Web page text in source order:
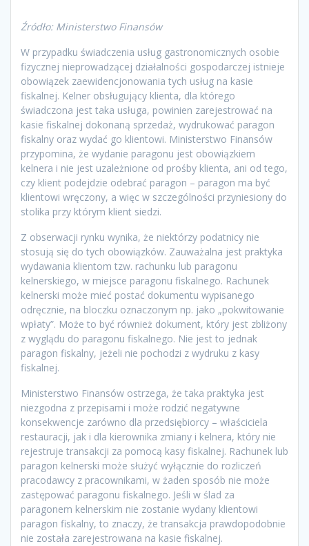
Źródło: Ministerstwo Finansów
W przypadku świadczenia usług gastronomicznych osobie
fizycznej nieprowadzącej działalności gospodarczej istnieje
obowiązek zaewidencjonowania tych usług na kasie
fiskalnej. Kelner obsługujący klienta, dla którego
świadczona jest taka usługa, powinien zarejestrować na
kasie fiskalnej dokonaną sprzedaż, wydrukować paragon
fiskalny oraz wydać go klientowi. Ministerstwo Finansów
przypomina, że wydanie paragonu jest obowiązkiem
kelnera i nie jest uzależnione od prośby klienta, ani od tego,
czy klient podejdzie odebrać paragon – paragon ma być
klientowi wręczony, a więc w szczególności przyniesiony do
stolika przy którym klient siedzi.
Z obserwacji rynku wynika, że niektórzy podatnicy nie
stosują się do tych obowiązków. Zauważalna jest praktyka
wydawania klientom tzw. rachunku lub paragonu
kelnerskiego, w miejsce paragonu fiskalnego. Rachunek
kelnerski może mieć postać dokumentu wypisanego
odręcznie, na bloczku oznaczonym np. jako „pokwitowanie
wpłaty”. Może to być również dokument, który jest zbliżony
z wyglądu do paragonu fiskalnego. Nie jest to jednak
paragon fiskalny, jeżeli nie pochodzi z wydruku z kasy
fiskalnej.
Ministerstwo Finansów ostrzega, że taka praktyka jest
niezgodna z przepisami i może rodzić negatywne
konsekwencje zarówno dla przedsiębiorcy – właściciela
restauracji, jak i dla kierownika zmiany i kelnera, który nie
rejestruje transakcji za pomocą kasy fiskalnej. Rachunek lub
paragon kelnerski może służyć wyłącznie do rozliczeń
pracodawcy z pracownikami, w żaden sposób nie może
zastępować paragonu fiskalnego. Jeśli w ślad za
paragonem kelnerskim nie zostanie wydany klientowi
paragon fiskalny, to znaczy, że transakcja prawdopodobnie
nie została zarejestrowana na kasie fiskalnej.